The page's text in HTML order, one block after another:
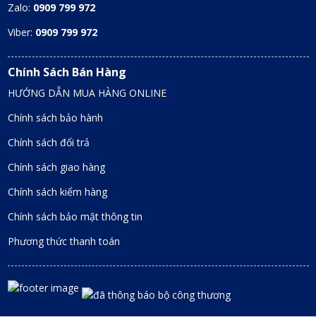
Zalo: 0909 799 972
Viber: 0909 799 972
Chính Sách Bán Hàng
HƯỚNG DẪN MUA HÀNG ONLINE
Chính sách bảo hành
Chính sách đổi trả
Chính sách giao hàng
Chính sách kiểm hàng
Chính sách bảo mật thông tin
Phương thức thanh toán